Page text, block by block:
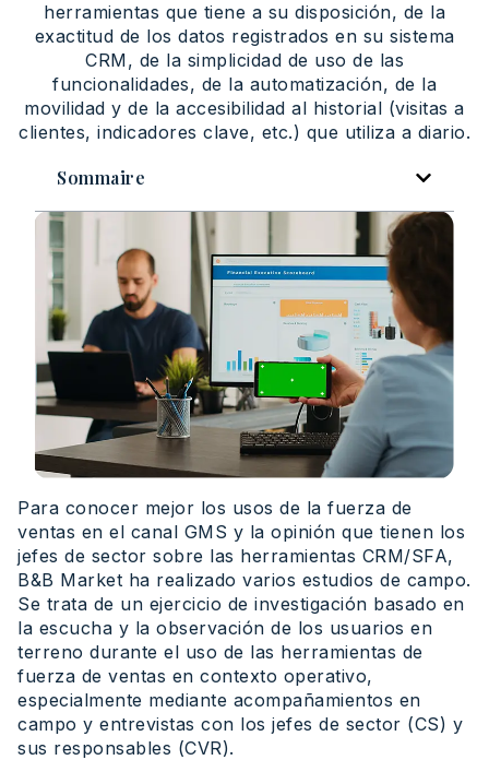
herramientas que tiene a su disposición, de la
exactitud de los datos registrados en su sistema
CRM, de la simplicidad de uso de las
funcionalidades, de la automatización, de la
movilidad y de la accesibilidad al historial (visitas a
clientes, indicadores clave, etc.) que utiliza a diario.
Sommaire
Para conocer mejor los usos de la fuerza de
ventas en el canal GMS y la opinión que tienen los
jefes de sector sobre las herramientas CRM/SFA,
B&B Market ha realizado varios estudios de campo.
Se trata de un ejercicio de investigación basado en
la escucha y la observación de los usuarios en
terreno durante el uso de las herramientas de
fuerza de ventas en contexto operativo,
especialmente mediante acompañamientos en
campo y entrevistas con los jefes de sector (CS) y
sus responsables (CVR).